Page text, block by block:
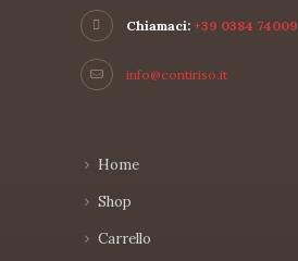
Chiamaci: +39 0384 74009
info@contiriso.it
Home
Shop
Carrello